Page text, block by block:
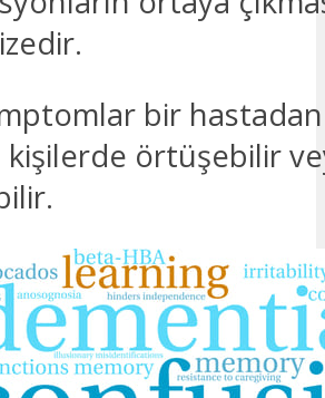
bir
kişilerde örtüşebilir